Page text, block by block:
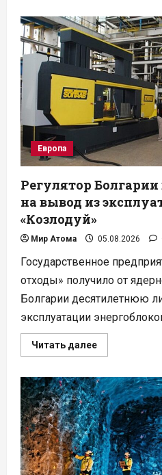
расплава
на
восьмом
блоке
ЛАЭС
установили
с
опережением
графика
Европа
Регулятор
на вывод из
«Козлодуй»
Мир Атома 05.08.2026
Государственное
отходы» получило от
Болгарии десятилетнюю
эксплуатации
Читать далееПрочитать
больше
Болгарии
выдал
лицензию
на
вывод
из
эксплуатации
блоков
АЭС
«Козлодуй»